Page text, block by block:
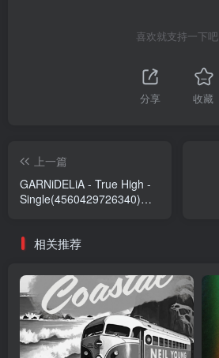
喜欢就支持一下吧
分享 收藏
上一篇
GARNiDELiA - True High -
Single(4560429726340)
相关推荐